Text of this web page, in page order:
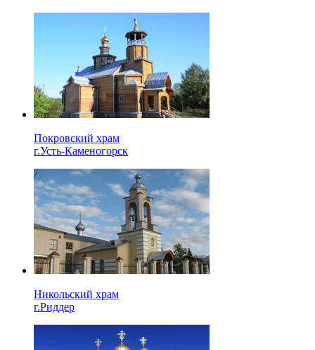
Покровский храм
г.Усть-Каменогорск
Никольский храм
г.Риддер